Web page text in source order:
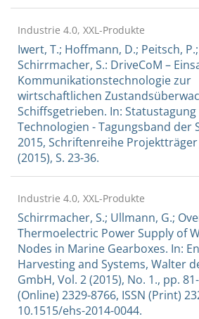
Industrie 4.0, XXL-Produkte
Iwert, T.; Hoffmann, D.; Peitsch,
Schirrmacher, S.: DriveCoM –
Kommunikationstechnologie zur
wirtschaftlichen
Schiffsgetrieben. In:
Technologien - Tagungsband der
2015, Schriftenreihe Projektträger
(2015), S. 23-36.
Industrie 4.0, XXL-Produkte
Schirrmacher, S.; Ullmann, G.;
Thermoelectric Power Supply of
Nodes in Marine Gearboxes. In:
Harvesting and Systems, Walter
GmbH, Vol. 2 (2015), No. 1., pp.
(Online) 2329-8766, ISSN (Print)
10.1515/ehs-2014-0044.